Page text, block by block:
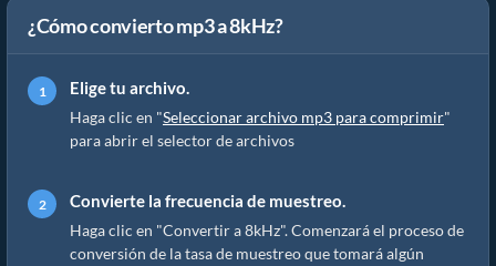
¿Cómo convierto mp3 a 8kHz?
Elige tu archivo.
Haga clic en "Seleccionar archivo mp3 para comprimir"
para abrir el selector de archivos
Convierte la frecuencia de muestreo.
Haga clic en "Convertir a 8kHz". Comenzará el proceso de
conversión de la tasa de muestreo que tomará algún